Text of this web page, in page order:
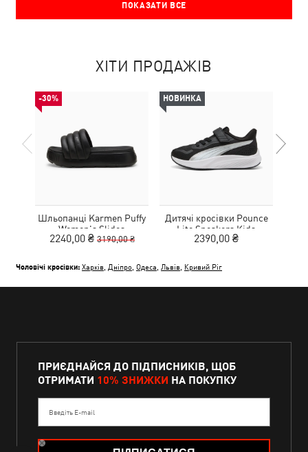
ПОКАЗАТИ ВСЕ
ХІТИ ПРОДАЖІВ
-30%
Шльопанці Karmen Puffy
Women's Slides
2240,00 ₴ 3190,00 ₴
НОВИНКА
Дитячі кросівки Pounce
Lite Sneakers Kids
2390,00 ₴
Чоловічі кросівки: Харків Дніпро Одеса Львів Кривий Ріг
ПРИЄДНАЙСЯ ДО ПІДПИСНИКІВ, ЩОБ
ОТРИМАТИ 10% ЗНИЖКИ НА ПОКУПКУ
Введіть E-mail